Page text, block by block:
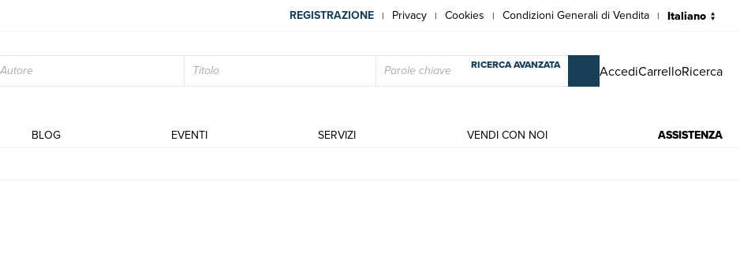
REGISTRAZIONE | Privacy | Cookies | Condizioni Generali di Vendita |
RICERCA AVANZATA AccediCarrelloRicerca
BLOG EVENTI SERVIZI VENDI CON NOI ASSISTENZA